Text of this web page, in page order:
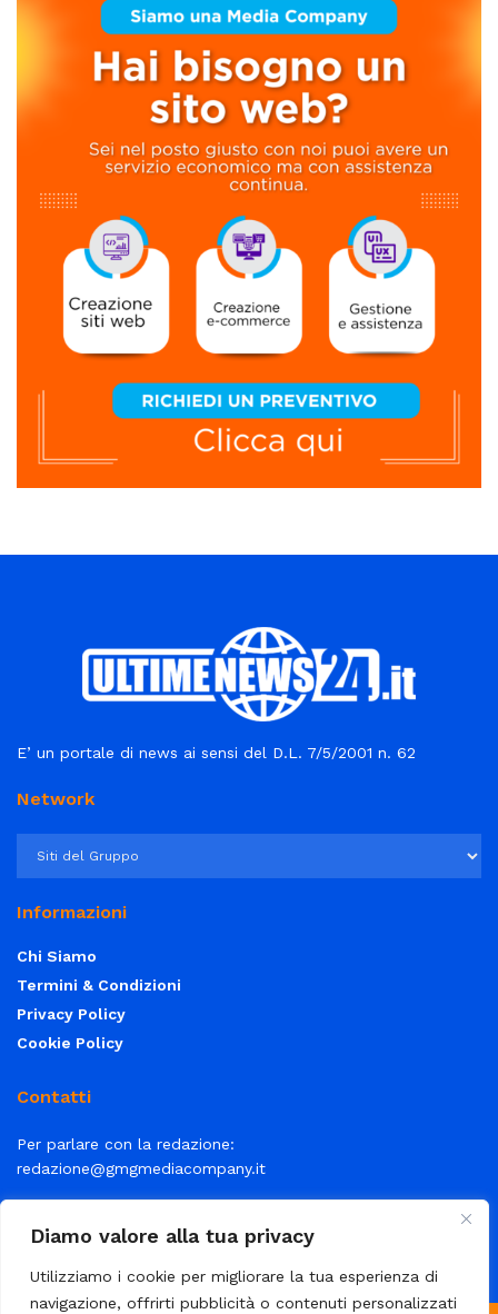
Diamo valore alla tua privacy
Utilizziamo i cookie per migliorare la tua esperienza di
navigazione, offrirti pubblicità o contenuti personalizzati
E’ un portale di news ai sensi del D.L. 7/5/2001 n. 62
Network
Informazioni
Chi Siamo
Termini & Condizioni
Privacy Policy
Cookie Policy
Contatti
Per parlare con la redazione:
redazione@gmgmediacompany.it